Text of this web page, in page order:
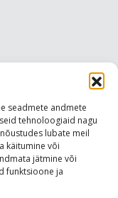
seadmete andmete
tehnoloogiaid nagu
lubate meil
käitumine või
jätmine või
funktsioone ja